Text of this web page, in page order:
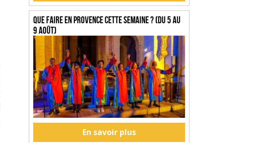
Que faire en Provence cette semaine ? (du 5 au
9 août)
En savoir plus